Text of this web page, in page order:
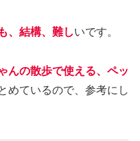
、結構、難しいです。
んの散歩で使える、ペッ
めているので、参考にし